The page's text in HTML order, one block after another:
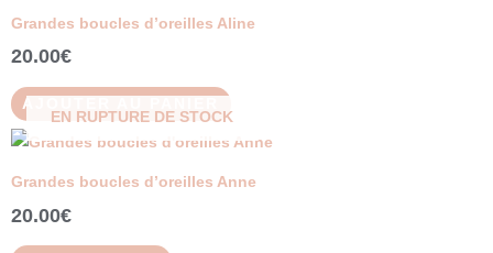
Grandes boucles d’oreilles Aline
20.00€
AJOUTER AU PANIER
EN RUPTURE DE STOCK
Grandes boucles d’oreilles Anne
20.00€